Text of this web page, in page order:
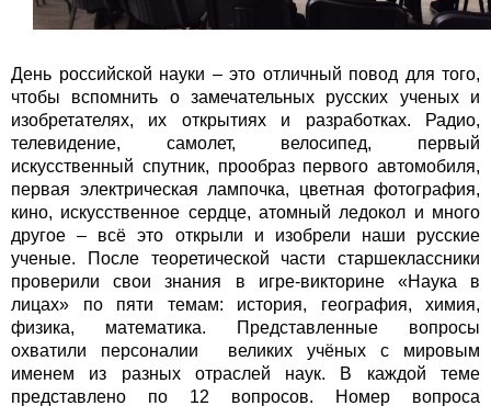
День российской науки – это отличный повод для того,
чтобы вспомнить о замечательных русских ученых и
изобретателях, их открытиях и разработках. Радио,
телевидение, самолет, велосипед, первый
искусственный спутник, прообраз первого автомобиля,
первая электрическая лампочка, цветная фотография,
кино, искусственное сердце, атомный ледокол и много
другое – всё это открыли и изобрели наши русские
ученые. После теоретической части старшеклассники
проверили свои знания в игре-викторине «Наука в
лицах» по пяти темам: история, география, химия,
физика, математика. Представленные вопросы
охватили персоналии великих учёных с мировым
именем из разных отраслей наук. В каждой теме
представлено по 12 вопросов. Номер вопроса